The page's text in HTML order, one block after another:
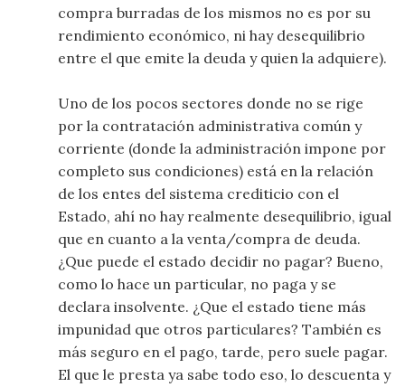
compra burradas de los mismos no es por su
rendimiento económico, ni hay desequilibrio
entre el que emite la deuda y quien la adquiere).
Uno de los pocos sectores donde no se rige
por la contratación administrativa común y
corriente (donde la administración impone por
completo sus condiciones) está en la relación
de los entes del sistema crediticio con el
Estado, ahí no hay realmente desequilibrio, igual
que en cuanto a la venta/compra de deuda.
¿Que puede el estado decidir no pagar? Bueno,
como lo hace un particular, no paga y se
declara insolvente. ¿Que el estado tiene más
impunidad que otros particulares? También es
más seguro en el pago, tarde, pero suele pagar.
El que le presta ya sabe todo eso, lo descuenta y